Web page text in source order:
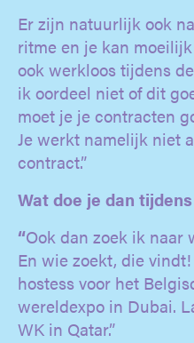
Er zijn natuurlijk ook
ritme en je kan
ook werkloos tijdens
ik oordeel niet of dit
moet je je contracten
Je werkt namelijk niet
contract.”
Wat doe je dan
“Ook dan zoek ik
En wie zoekt, die
hostess voor het
wereldexpo in Dubai.
WK in Qatar.”